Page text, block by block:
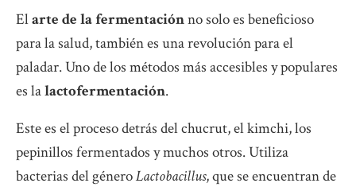
Elarte de la fermentaciónno solo es beneficioso
para la salud, también es una revolución para el
paladar. Uno de los métodos más accesibles y populares
es lalactofermentación.
Este es el proceso detrás del chucrut, el kimchi, los
pepinillos fermentados y muchos otros. Utiliza
bacterias del géneroLactobacillus, que se encuentran de